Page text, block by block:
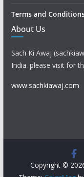
Terms and
About Us
Sach Ki Awaj
India. please visit for
www.sachkiawaj.com
Copyright ©